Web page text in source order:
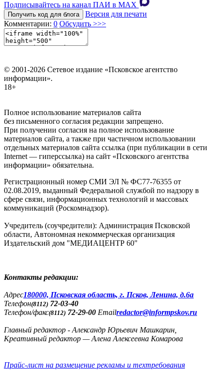
Подписывайтесь на канал ПАИ в MAХ
Получить код для блога
Версия для печати
Комментарии: 0 Обсудить >>>
© 2001-2026 Сетевое издание «Псковское агентство
информации».
18+
Полное использование материалов сайта
без письменного согласия редакции запрещено.
При получении согласия на полное использование
материалов сайта, а также при частичном использовании
отдельных материалов сайта ссылка (при публикации в сети
Internet — гиперссылка) на сайт «Псковского агентства
информации» обязательна.
Регистрационный номер СМИ ЭЛ № ФС77-76355 от
02.08.2019, выданный Федеральной службой по надзору в
сфере связи, информационных технологий и массовых
коммуникаций (Роскомнадзор).
Учредитель (соучредители): Администрация Псковской
области, Автономная некоммерческая организация
Издательский дом "МЕДИАЦЕНТР 60"
Контакты редакции:
Адреc180000, Псковская область, г. Псков, Ленина, д.6а
Телефон(8112) 72-03-40
Телефон/факс(8112) 72-29-00 Emailredactor@informpskov.ru
Главный редактор - Александр Юрьевич Машкарин,
Креативный редактор — Алена Алексеевна Комарова
Прайс-лист на размещение рекламы и техтребования